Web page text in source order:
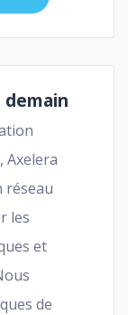
demain
Axelera
réseau
les
et
de